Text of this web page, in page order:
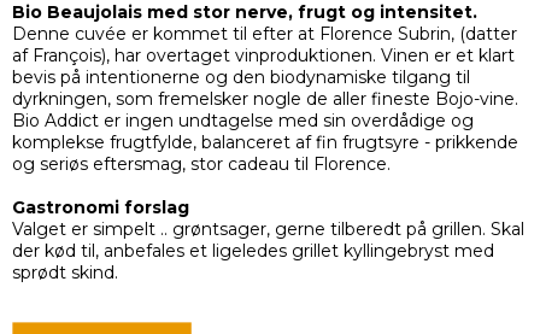
Bio Beaujolais med stor nerve, frugt og intensitet.
Denne cuvée er kommet til efter at Florence Subrin, (datter
af François), har overtaget vinproduktionen. Vinen er et klart
bevis på intentionerne og den biodynamiske tilgang til
dyrkningen, som fremelsker nogle de aller fineste Bojo-vine.
Bio Addict er ingen undtagelse med sin overdådige og
komplekse frugtfylde, balanceret af fin frugtsyre - prikkende
og seriøs eftersmag, stor cadeau til Florence.
Gastronomi forslag
Valget er simpelt .. grøntsager, gerne tilberedt på grillen. Skal
der kød til, anbefales et ligeledes grillet kyllingebryst med
sprødt skind.